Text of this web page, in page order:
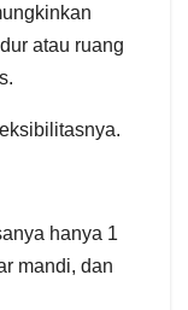
atau ruang
hanya 1
mandi, dan